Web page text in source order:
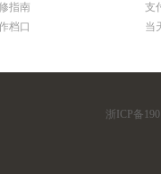
指南
档口
支
当
浙ICP备